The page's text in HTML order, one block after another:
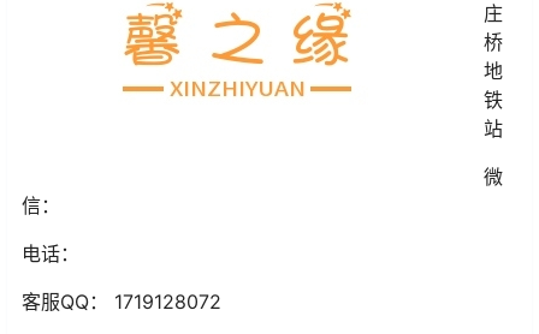
庄
桥
地
铁
站
微
信：
电话：
客服QQ： 1719128072